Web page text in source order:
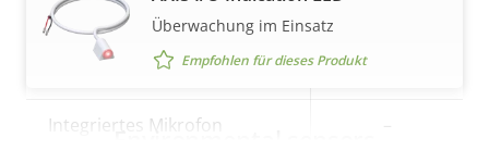
Eigentumsbeschreibung Eigentumswert
Audiounterstützung
Integriertes Mikrofon
Überwachung im Einsatz
Empfohlen für dieses Produkt